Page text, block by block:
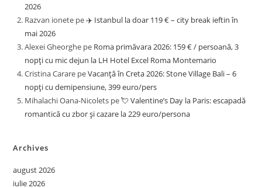
2026
Razvan ionete pe ✈️ Istanbul la doar 119 € – city break ieftin în
mai 2026
Alexei Gheorghe pe Roma primăvara 2026: 159 € / persoană, 3
nopți cu mic dejun la LH Hotel Excel Roma Montemario
Cristina Carare peVacanță în Creta 2026: Stone Village Bali – 6
nopți cu demipensiune, 399 euro/pers
Mihalachi Oana-Nicolets pe💘 Valentine’s Day la Paris: escapadă
romantică cu zbor și cazare la 229 euro/persona
Archives
august 2026
iulie 2026